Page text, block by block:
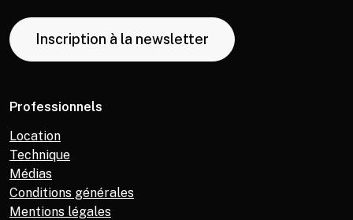
Inscription à la newsletter
Professionnels
Location
Technique
Médias
Conditions générales
Mentions légales